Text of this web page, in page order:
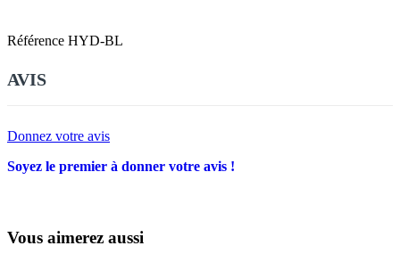
Référence HYD-BL
AVIS
Donnez votre avis
Soyez le premier à donner votre avis !
Vous aimerez aussi